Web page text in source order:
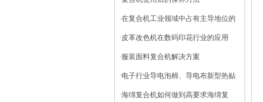
·在复合机工业领域中占有主导地位的
干式复合机
·皮革改色机在数码印花行业的应用
·服装面料复合机解决方案
·电子行业导电泡棉、导电布新型热贴
复合
·海绵复合机如何做到高要求海绵复